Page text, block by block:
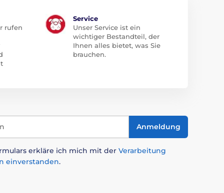
rufen
Service
Unser Service ist ein
wichtiger Bestandteil, der
Ihnen alles bietet, was Sie
brauchen.
Anmeldung
erkläre ich mich mit der Verarbeitung
einverstanden.